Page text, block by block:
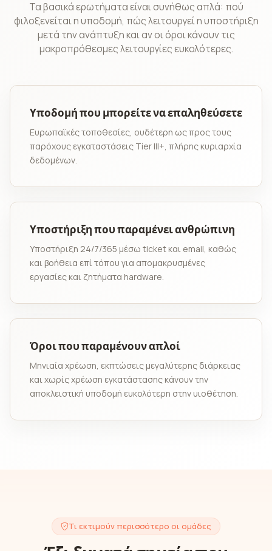
Τα βασικά ερωτήματα είναι συνήθως απλά: πού
φιλοξενείται η υποδομή, πώς λειτουργεί η υποστήριξη
μετά την ανάπτυξη και αν οι όροι κάνουν τις
μακροπρόθεσμες λειτουργίες ευκολότερες.
Υποδομή που μπορείτε να επαληθεύσετε
Ευρωπαϊκές τοποθεσίες, ουδέτερη ως προς τους
παρόχους εγκαταστάσεις Tier III+, πλήρης κυριαρχία
δεδομένων.
Υποστήριξη που παραμένει ανθρώπινη
Υποστήριξη 24/7/365 μέσω ticket και email, καθώς
και βοήθεια επί τόπου για απομακρυσμένες
εργασίες και ζητήματα hardware.
Όροι που παραμένουν απλοί
Μηνιαία χρέωση, εκπτώσεις μεγαλύτερης διάρκειας
και χωρίς χρέωση εγκατάστασης κάνουν την
αποκλειστική υποδομή ευκολότερη στην υιοθέτηση.
Τι εκτιμούν περισσότερο οι ομάδες